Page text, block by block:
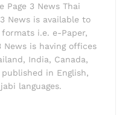
Page 3 News Thai
News is available to
i.e. e-Paper,
is having offices
India, Canada,
in English,
languages.